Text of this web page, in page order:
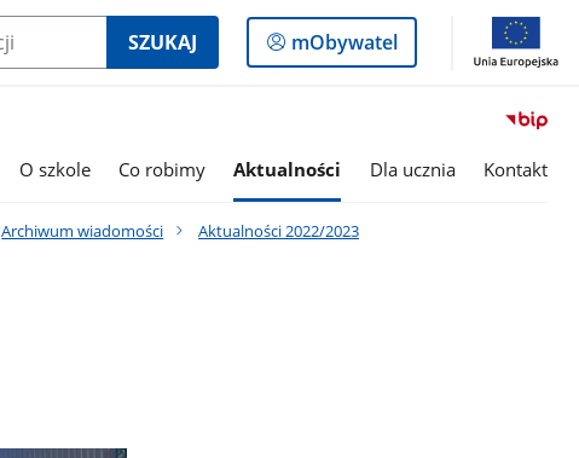
SZUKAJ
Logowanie
do
mObywatel
O szkole Co robimy Aktualności Dla ucznia Kontakt
Archiwum wiadomości
Aktualności 2022/2023